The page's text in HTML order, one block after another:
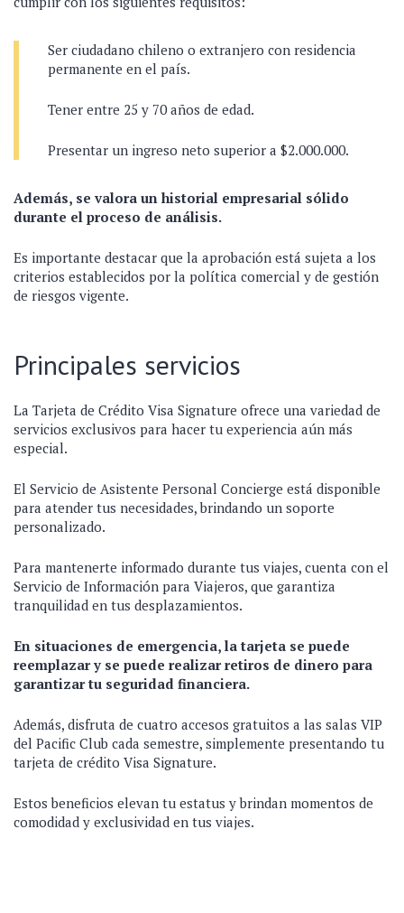
Ser ciudadano chileno o extranjero con residencia
permanente en el país.
Tener entre 25 y 70 años de edad.
Presentar un ingreso neto superior a $2.000.000.
Además, se valora un historial empresarial sólido
durante el proceso de análisis.
Es importante destacar que la aprobación está sujeta a los
criterios establecidos por la política comercial y de gestión
de riesgos vigente.
Principales servicios
La Tarjeta de Crédito Visa Signature ofrece una variedad de
servicios exclusivos para hacer tu experiencia aún más
especial.
El Servicio de Asistente Personal Concierge está disponible
para atender tus necesidades, brindando un soporte
personalizado.
Para mantenerte informado durante tus viajes, cuenta con el
Servicio de Información para Viajeros, que garantiza
tranquilidad en tus desplazamientos.
En situaciones de emergencia, la tarjeta se puede
reemplazar y se puede realizar retiros de dinero para
garantizar tu seguridad financiera.
Además, disfruta de cuatro accesos gratuitos a las salas VIP
del Pacific Club cada semestre, simplemente presentando tu
tarjeta de crédito Visa Signature.
Estos beneficios elevan tu estatus y brindan momentos de
comodidad y exclusividad en tus viajes.